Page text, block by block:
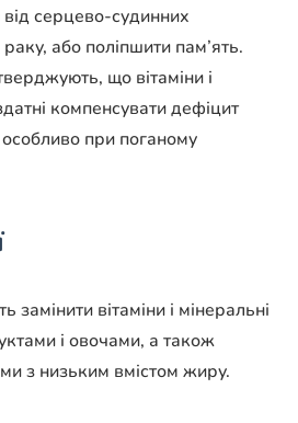
серцево-судинних
або поліпшити пам’ять.
що вітаміни і
компенсувати дефіцит
при поганому
замінити вітаміни і мінеральні
і овочами, а також
з низьким вмістом жиру.